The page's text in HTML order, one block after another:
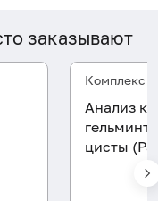
заказывают
Комплекс
Анализ
цисты